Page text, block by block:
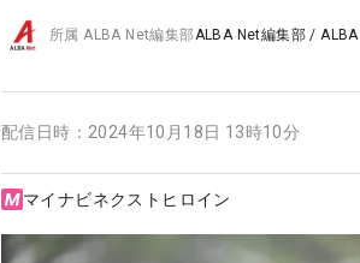
所属ALBA Net編集部ALBA Net編集部 /
配信日時： 2024年10月18日 13時10分
マイナビネクストヒロイン